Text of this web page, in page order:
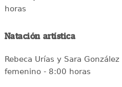
horas
Natación artística
Rebeca Urías y Sara
femenino - 8:00 horas